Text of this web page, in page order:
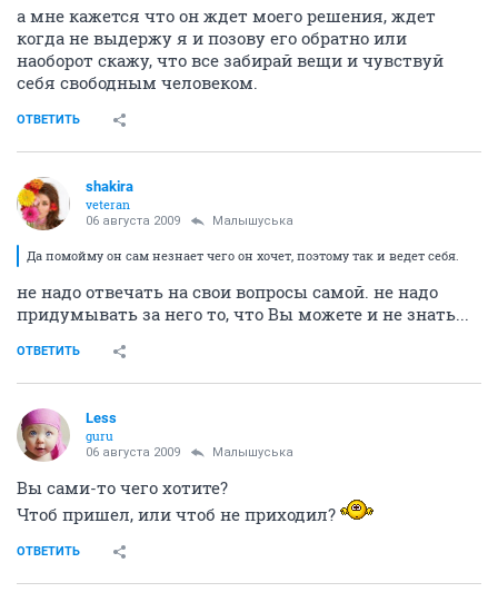
а мне кажется что он ждет моего решения, ждет
когда не выдержу я и позову его обратно или
наоборот скажу, что все забирай вещи и чувствуй
себя свободным человеком.
ОТВЕТИТЬ
shakira
veteran
06 августа 2009 Малышуська
Да помойму он сам незнает чего он хочет, поэтому так и ведет себя.
не надо отвечать на свои вопросы самой. не надо
придумывать за него то, что Вы можете и не знать...
ОТВЕТИТЬ
Less
guru
06 августа 2009 Малышуська
Вы сами-то чего хотите?
Чтоб пришел, или чтоб не приходил?
ОТВЕТИТЬ